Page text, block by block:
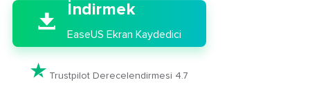

İndirmek
EaseUS Ekran Kaydedici
 Trustpilot Derecelendirmesi 4.7